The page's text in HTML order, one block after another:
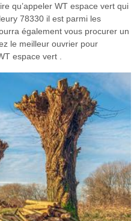
qu’appeler WT espace vert qui
78330 il est parmi les
également vous procurer un
le meilleur ouvrier pour
espace vert .